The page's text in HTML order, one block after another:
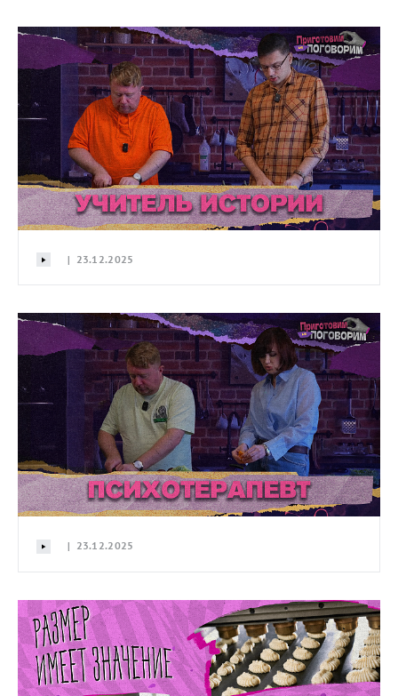
| 23.12.2025
| 23.12.2025